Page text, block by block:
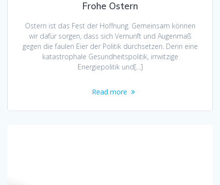
Frohe Ostern
Ostern ist das Fest der Hoffnung. Gemeinsam können
wir dafür sorgen, dass sich Vernunft und Augenmaß
gegen die faulen Eier der Politik durchsetzen. Denn eine
katastrophale Gesundheitspolitik, irrwitzige
Energiepolitik und[…]
Read more